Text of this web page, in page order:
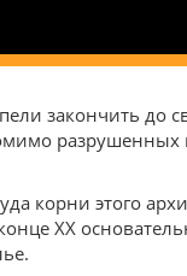
закончить до
корни этого
XX